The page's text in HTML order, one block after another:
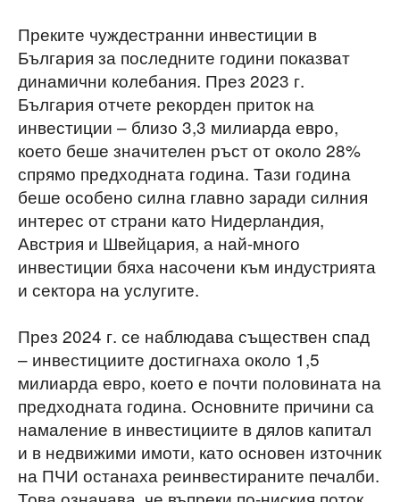
Преките чуждестранни инвестиции в
България за последните години показват
динамични колебания. През 2023 г.
България отчете рекорден приток на
инвестиции – близо 3,3 милиарда евро,
което беше значителен ръст от около 28%
спрямо предходната година. Тази година
беше особено силна главно заради силния
интерес от страни като Нидерландия,
Австрия и Швейцария, а най-много
инвестиции бяха насочени към индустрията
и сектора на услугите.
През 2024 г. се наблюдава съществен спад
– инвестициите достигнаха около 1,5
милиарда евро, което е почти половината на
предходната година. Основните причини са
намаление в инвестициите в дялов капитал
и в недвижими имоти, като основен източник
на ПЧИ останаха реинвестираните печалби.